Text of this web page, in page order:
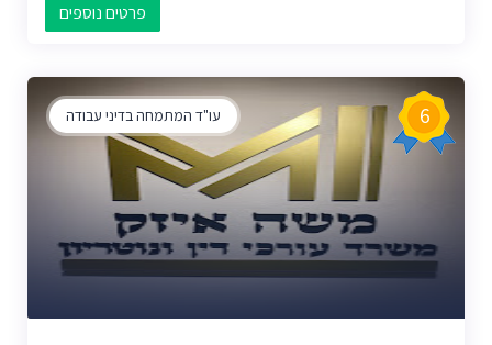
פרטים נוספים
עו"ד המתמחה בדיני עבודה 6